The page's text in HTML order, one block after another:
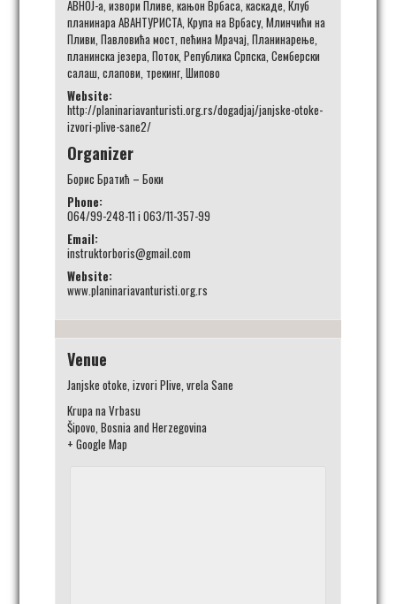
АВНОЈ-а,извори Пливе,кањон Врбаса,каскаде,Клуб
планинара АВАНТУРИСТА,Крупа на Врбасу,Млинчићи на
Пливи,Павловића мост,пећина Мрачај,Планинарење,
планинска језера,Поток,Република Српска,Семберски
салаш,слапови, трекинг,Шипово
Website:
http://planinariavanturisti.org.rs/dogadjaj/janjske-otoke-
izvori-plive-sane2/
Organizer
Борис Братић – Боки
Phone:
064/99-248-11 i 063/11-357-99
Email:
instruktorboris@gmail.com
Website:
www.planinariavanturisti.org.rs
Venue
Janjske otoke, izvori Plive, vrela Sane
Krupa na Vrbasu
Šipovo, Bosnia and Herzegovina
+ Google Map